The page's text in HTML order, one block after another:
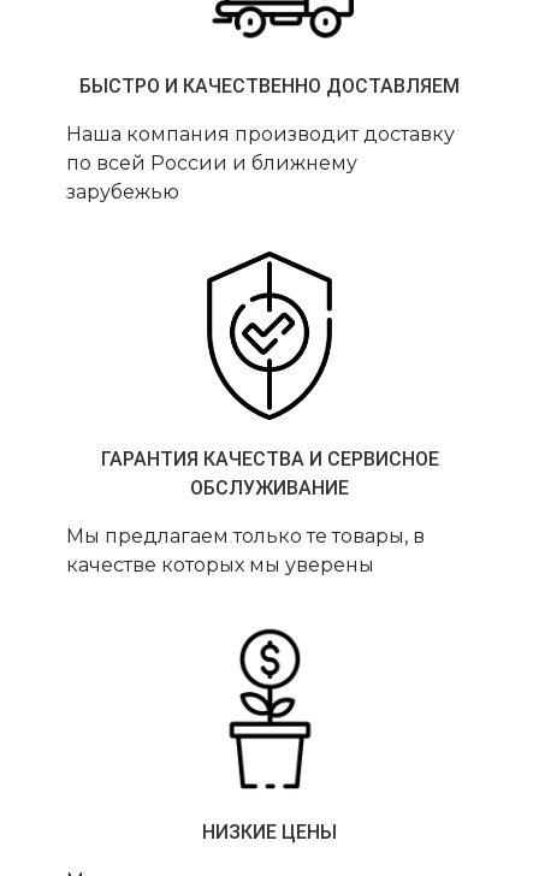
БЫСТРО И КАЧЕСТВЕННО ДОСТАВЛЯЕМ
Наша компания производит доставку
по всей России и ближнему
зарубежью
ГАРАНТИЯ КАЧЕСТВА И СЕРВИСНОЕ
ОБСЛУЖИВАНИЕ
Мы предлагаем только те товары, в
качестве которых мы уверены
НИЗКИЕ ЦЕНЫ